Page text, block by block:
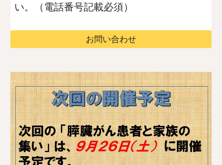
い。（電話番号記載必須）
お問い合わせ